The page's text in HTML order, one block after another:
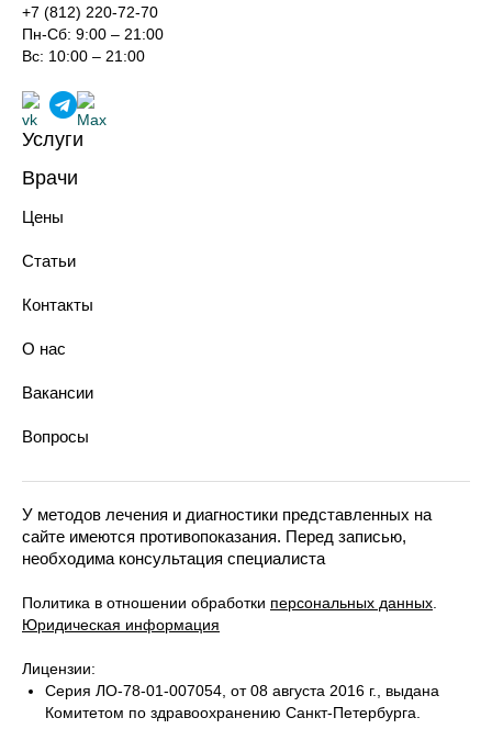
+7 (812) 220-72-70
Пн-Сб: 9:00 – 21:00
Вс: 10:00 – 21:00
Услуги
Лечение зубов
Реставрация зубов
Профилактика зубов
Протезирование зубов
Ортодонтия
Парадонтология лечения
Костультация у стоматолога
Врачи
Ортопеды
Ортодонты
Цены
Статьи
Контакты
О нас
Вакансии
Вопросы
У методов лечения и диагностики представленных на
сайте имеются противопоказания. Перед записью,
необходима консультация специалиста
Политика в отношении обработки персональных данных
Юридическая информация
Лицензии:
Серия ЛО-78-01-007054, от 08 августа 2016 г., выдана
Комитетом по здравоохранению Санкт-Петербурга.